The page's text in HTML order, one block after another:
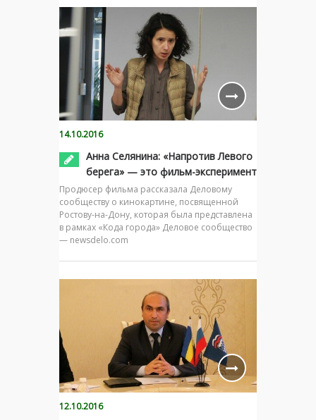
14.10.2016
Анна Селянина: «Напротив Левого
берега» — это фильм-эксперимент
Продюсер фильма рассказала Деловому
сообществу о кинокартине, посвященной
Ростову-на-Дону, которая была представлена
в рамках «Кода города» Деловое сообщество
— newsdelo.com
12.10.2016